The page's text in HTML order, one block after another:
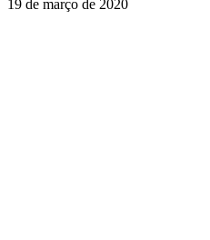
19 de março de 2020